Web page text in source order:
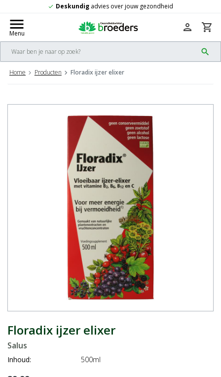
over jouw gezondheid check
menu
Menu
search
person shopping_cart
Home Producten Floradix ijzer elixer
Floradix ijzer elixer
Salus
Inhoud: 500ml